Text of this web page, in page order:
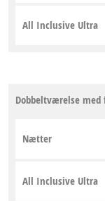
All Inclusive Ultra
Dobbeltværelse
Nætter
All Inclusive Ultra